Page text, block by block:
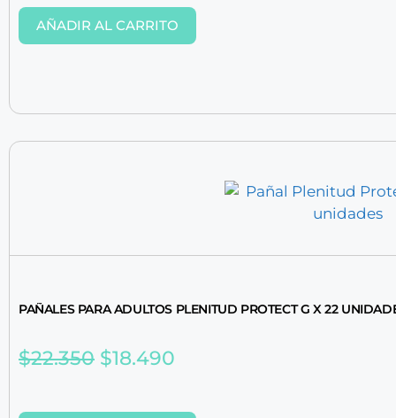
AÑADIR AL CARRITO
PAÑALES PARA ADULTOS PLENITUD PROTECT G X 22
$22.350 $18.490